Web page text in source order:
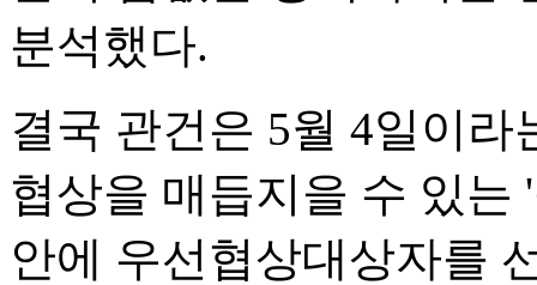
분석했다.
결국 관건은 5월 4일이
협상을 매듭지을 수 있는
안에 우선협상대상자를